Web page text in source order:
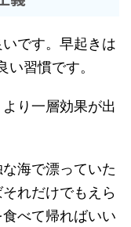
です。早起きは
習慣です。
り一層効果が出
海で漂っていた
れだけでもえら
べて帰ればいい